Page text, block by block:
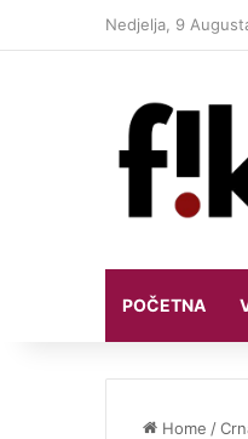
Nedjelja, 9
POČETNA
Home /